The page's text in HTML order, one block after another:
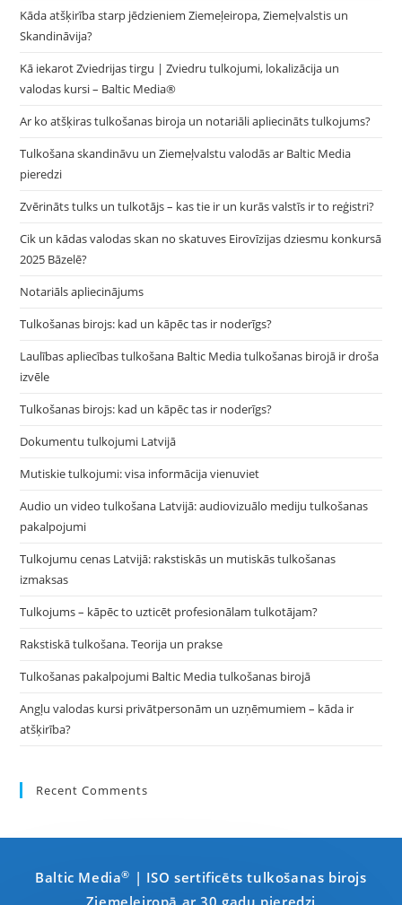
Kāda atšķirība starp jēdzieniem Ziemeļeiropa, Ziemeļvalstis un
Skandināvija?
Kā iekarot Zviedrijas tirgu | Zviedru tulkojumi, lokalizācija un
valodas kursi – Baltic Media®
Ar ko atšķiras tulkošanas biroja un notariāli apliecināts tulkojums?
Tulkošana skandināvu un Ziemeļvalstu valodās ar Baltic Media
pieredzi
Zvērināts tulks un tulkotājs – kas tie ir un kurās valstīs ir to reģistri?
Cik un kādas valodas skan no skatuves Eirovīzijas dziesmu konkursā
2025 Bāzelē?
Notariāls apliecinājums
Tulkošanas birojs: kad un kāpēc tas ir noderīgs?
Laulības apliecības tulkošana Baltic Media tulkošanas birojā ir droša
izvēle
Tulkošanas birojs: kad un kāpēc tas ir noderīgs?
Dokumentu tulkojumi Latvijā
Mutiskie tulkojumi: visa informācija vienuviet
Audio un video tulkošana Latvijā: audiovizuālo mediju tulkošanas
pakalpojumi
Tulkojumu cenas Latvijā: rakstiskās un mutiskās tulkošanas
izmaksas
Tulkojums – kāpēc to uzticēt profesionālam tulkotājam?
Rakstiskā tulkošana. Teorija un prakse
Tulkošanas pakalpojumi Baltic Media tulkošanas birojā
Angļu valodas kursi privātpersonām un uzņēmumiem – kāda ir
atšķirība?
Recent Comments
Baltic Media® | ISO sertificēts tulkošanas birojs